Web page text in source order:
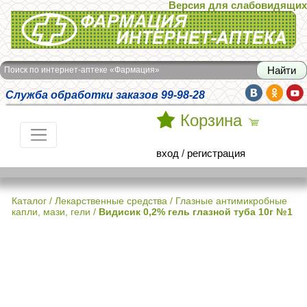
Интернет-аптека Фармация
Версия для слабовидящих
Поиск по интернет-аптеке «Фармация»
Служба обработки заказов 99-98-28
Корзина
вход / регистрация
Каталог / Лекарственные средства / Глазные антимикробные
капли, мази, гели / Видисик 0,2% гель глазной туба 10г №1